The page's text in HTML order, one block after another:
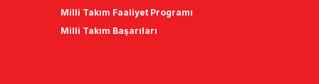
Milli Takım Faaliyet Programı
Milli Takım Başarıları